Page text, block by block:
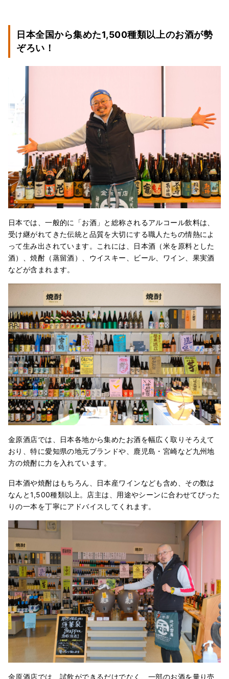
日本全国から集めた1,500種類以上のお酒が勢
ぞろい！
日本では、一般的に「お酒」と総称されるアルコール飲料は、
受け継がれてきた伝統と品質を大切にする職人たちの情熱によ
って生み出されています。これには、日本酒（米を原料とした
酒）、焼酎（蒸留酒）、ウイスキー、ビール、ワイン、果実酒
などが含まれます。
金原酒店では、日本各地から集めたお酒を幅広く取りそろえて
おり、特に愛知県の地元ブランドや、鹿児島・宮崎など九州地
方の焼酎に力を入れています。
日本酒や焼酎はもちろん、日本産ワインなども含め、その数は
なんと1,500種類以上。店主は、用途やシーンに合わせてぴった
りの一本を丁寧にアドバイスしてくれます。
金原酒店では、試飲ができるだけでなく、一部のお酒を量り売